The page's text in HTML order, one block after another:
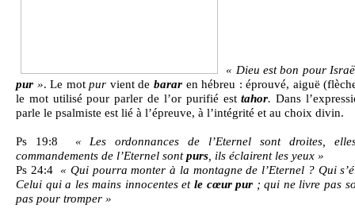
« Dieu est bon pour
pur ». Le motpur vient de bararen hébreu : éprouvé, aiguë
le mot utilisé pour parler de l’or purifié esttahor. Dans
parle le psalmiste est lié à l’épreuve, à l’intégrité et au choix divin.
Ps 19:8 « Les ordonnances de l’Eternel sont droites,
commandements de l’Eternel sontpurs , ils éclairent les yeux »
Ps 24:4« Qui pourra monter à la montagne de l’Eternel ? Qui
Celui qui a les mains innocentes et le cœur pur ; qui ne livre pas
pas pour tromper »